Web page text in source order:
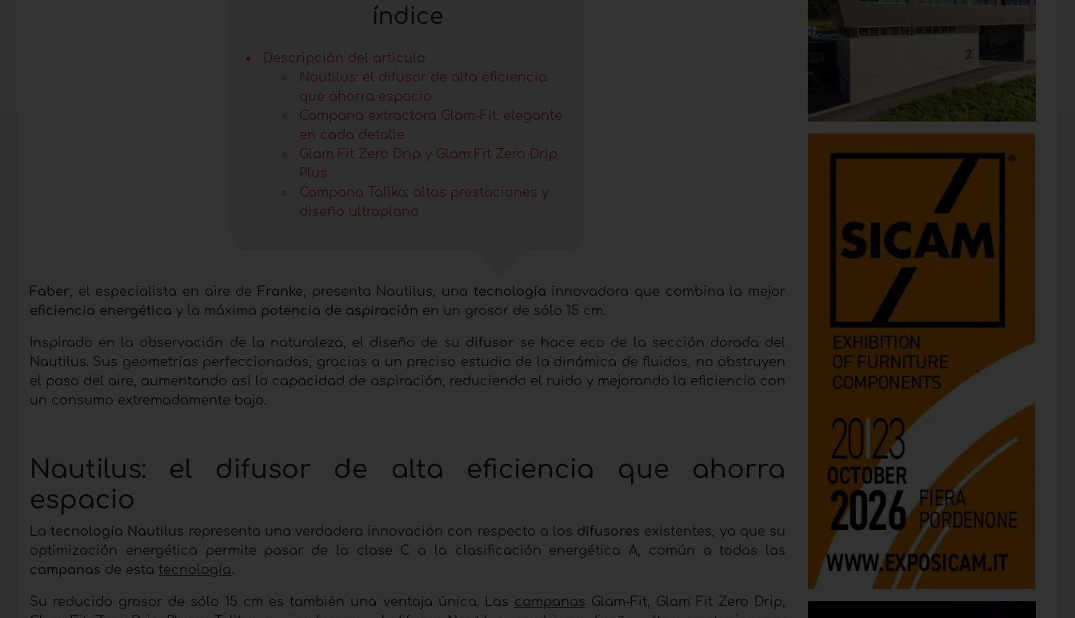
índice
Descripción del articulo
Nautilus: el difusor de alta eficiencia
que ahorra espacio
Campana extractora Glam-Fit: elegante
en cada detalle
Glam Fit Zero Drip y Glam Fit Zero Drip
Plus
Campana Talìka: altas prestaciones y
diseño ultraplano
Faber, el especialista en aire de Franke, presenta Nautilus, una tecnología innovadora que combina la mejor
eficiencia energética y la máxima potencia de aspiración en un grosor de sólo 15 cm.
Inspirado en la observación de la naturaleza, el diseño de su difusor se hace eco de la sección dorada del
Nautilus. Sus geometrías perfeccionadas, gracias a un preciso estudio de la dinámica de fluidos, no obstruyen
el paso del aire, aumentando así la capacidad de aspiración, reduciendo el ruido y mejorando la eficiencia con
un consumo extremadamente bajo.
Nautilus: el difusor de alta eficiencia que ahorra
espacio
Latecnología Nautilus representa una verdadera innovación con respecto a los difusores existentes, ya que su
optimización energética permite pasar de la clase C a la clasificación energética A, común a todas las
campanas de esta tecnología.
Su reducido grosor de sólo 15 cm es también una ventaja única. Las campanas Glam-Fit, Glam Fit Zero Drip,